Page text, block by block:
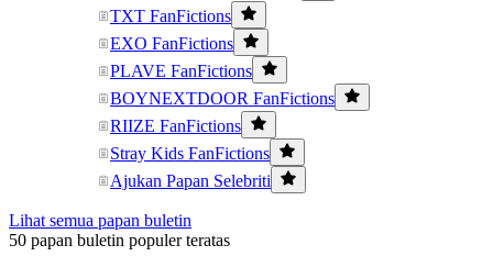
TXT FanFictions
EXO FanFictions
PLAVE FanFictions
BOYNEXTDOOR FanFictions
RIIZE FanFictions
Stray Kids FanFictions
Ajukan Papan Selebriti
Lihat semua papan buletin
50 papan buletin populer teratas